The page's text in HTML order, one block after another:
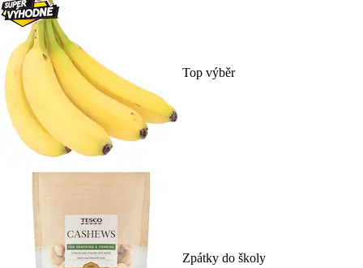
Top výběr
Zpátky do školy